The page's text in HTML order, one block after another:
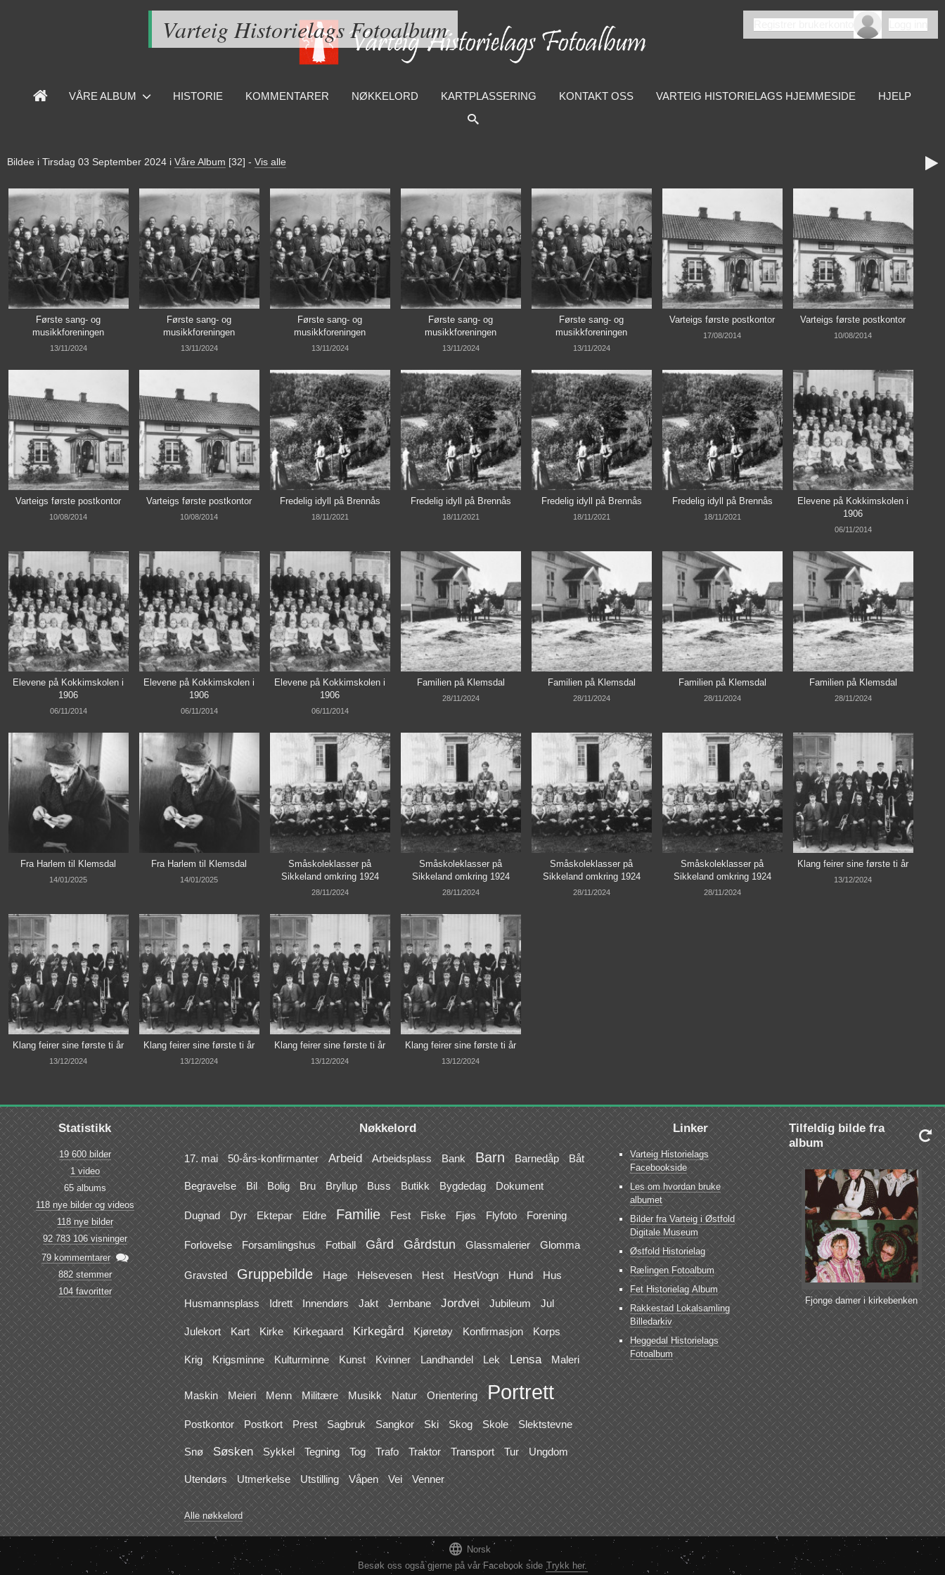
Varteig Historielags Fotoalbum
VÅRE ALBUM HISTORIE KOMMENTARER NØKKELORD KARTPLASSERING KONTAKT OSS VARTEIG HISTORIELAGS HJEMMESIDE HJELP
Bildee i Tirsdag 03 September 2024 i Våre Album [32] - Vis alle 
Første sang- og
musikkforeningen
13/11/2024
Første sang- og
musikkforeningen
13/11/2024
Første sang- og
musikkforeningen
13/11/2024
Første sang- og
musikkforeningen
13/11/2024
Første sang- og
musikkforeningen
13/11/2024
Varteigs første postkontor
17/08/2014
Varteigs første postkontor
10/08/2014
Varteigs første postkontor
10/08/2014
Varteigs første postkontor
10/08/2014
Fredelig idyll på Brennås
18/11/2021
Fredelig idyll på Brennås
18/11/2021
Fredelig idyll på Brennås
18/11/2021
Fredelig idyll på Brennås
18/11/2021
Elevene på Kokkimskolen i
1906
06/11/2014
Elevene på Kokkimskolen i
1906
06/11/2014
Elevene på Kokkimskolen i
1906
06/11/2014
Elevene på Kokkimskolen i
1906
06/11/2014
Familien på Klemsdal
28/11/2024
Familien på Klemsdal
28/11/2024
Familien på Klemsdal
28/11/2024
Familien på Klemsdal
28/11/2024
Fra Harlem til Klemsdal
14/01/2025
Fra Harlem til Klemsdal
14/01/2025
Småskoleklasser på
Sikkeland omkring 1924
28/11/2024
Småskoleklasser på
Sikkeland omkring 1924
28/11/2024
Småskoleklasser på
Sikkeland omkring 1924
28/11/2024
Småskoleklasser på
Sikkeland omkring 1924
28/11/2024
Klang feirer sine første ti år
13/12/2024
Klang feirer sine første ti år
13/12/2024
Klang feirer sine første ti år
13/12/2024
Klang feirer sine første ti år
13/12/2024
Klang feirer sine første ti år
13/12/2024
Statistikk
19 600 bilder
1 video
65 albums
118 nye bilder og videos
118 nye bilder
92 783 106 visninger
79 kommerntarer 
882 stemmer
104 favoritter
Nøkkelord
17. mai 50-års-konfirmanter Arbeid Arbeidsplass Bank Barn Barnedåp Båt
Begravelse Bil Bolig Bru Bryllup Buss Butikk Bygdedag Dokument
Dugnad Dyr Ektepar Eldre Familie Fest Fiske Fjøs Flyfoto Forening
Forlovelse Forsamlingshus Fotball Gård Gårdstun Glassmalerier Glomma
Gravsted Gruppebilde Hage Helsevesen Hest HestVogn Hund Hus
Husmannsplass Idrett Innendørs Jakt Jernbane Jordvei Jubileum Jul
Julekort Kart Kirke Kirkegaard Kirkegård Kjøretøy Konfirmasjon Korps
Krig Krigsminne Kulturminne Kunst Kvinner Landhandel Lek Lensa Maleri
Maskin Meieri Menn Militære Musikk Natur Orientering Portrett
Postkontor Postkort Prest Sagbruk Sangkor Ski Skog Skole Slektstevne
Snø Søsken Sykkel Tegning Tog Trafo Traktor Transport Tur Ungdom
Utendørs Utmerkelse Utstilling Våpen Vei Venner
Alle nøkkelord
Linker
Varteig Historielags
Facebookside
Les om hvordan bruke
albumet
Bilder fra Varteig i Østfold
Digitale Museum
Østfold Historielag
Rælingen Fotoalbum
Fet Historielag Album
Rakkestad Lokalsamling
Billedarkiv
Heggedal Historielags
Fotoalbum
Tilfeldig bilde fra
album

Fjonge damer i kirkebenken
 Norsk
Besøk oss også gjerne på vår Facebook side Trykk her.